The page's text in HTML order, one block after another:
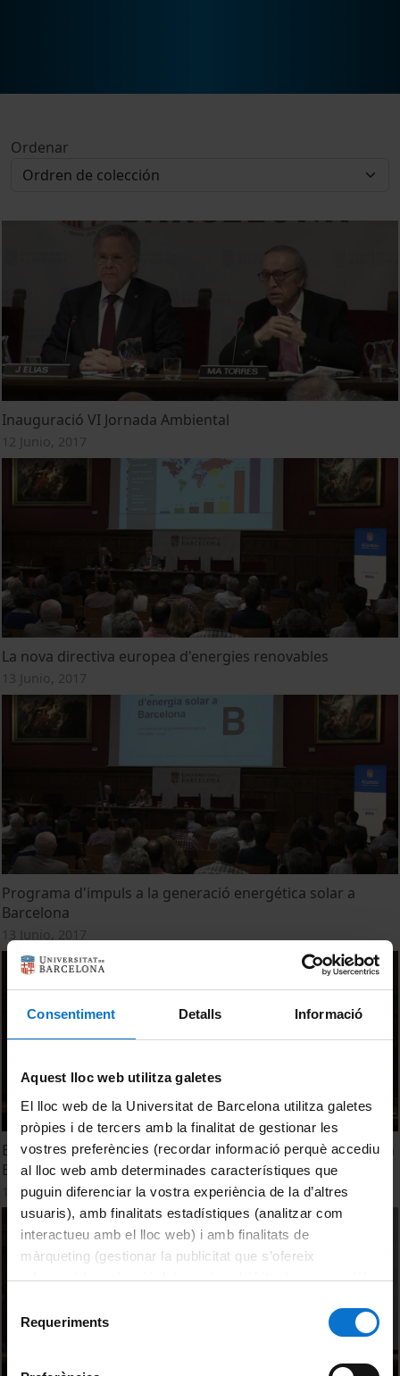
Consentiment Detalls Informació
Aquest lloc web utilitza galetes
El lloc web de la Universitat de Barcelona utilitza galetes
pròpies i de tercers amb la finalitat de gestionar les
vostres preferències (recordar informació perquè accediu
al lloc web amb determinades característiques que
puguin diferenciar la vostra experiència de la d’altres
usuaris), amb finalitats estadístiques (analitzar com
interactueu amb el lloc web) i amb finalitats de
màrqueting (gestionar la publicitat que s’ofereix
adequant-la en funció dels vostres hàbits de navegació).
consultar laPolítica de galetes del lloc web de la
Requeriments
Ordenar
Inauguració VI Jornada Ambiental
12 Junio, 2017
La nova directiva europea d'energies renovables
13 Junio, 2017
Programa d'impuls a la generació energética solar a
Barcelona
13 Junio, 2017
Energías renovables. Necesidad y oportunidad y más para
España
13 Junio, 2017